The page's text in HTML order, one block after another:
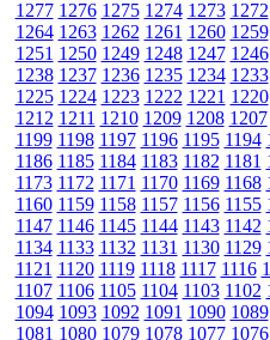
1277 1276 1275 1274 1273 1272
1264 1263 1262 1261 1260 1259
1251 1250 1249 1248 1247 1246
1238 1237 1236 1235 1234 1233
1225 1224 1223 1222 1221 1220
1212 1211 1210 1209 1208 1207
1199 1198 1197 1196 1195 1194
1186 1185 1184 1183 1182 1181
1173 1172 1171 1170 1169 1168
1160 1159 1158 1157 1156 1155
1147 1146 1145 1144 1143 1142
1134 1133 1132 1131 1130 1129
1121 1120 1119 1118 1117 1116
1107 1106 1105 1104 1103 1102
1094 1093 1092 1091 1090 1089
1081 1080 1079 1078 1077 1076